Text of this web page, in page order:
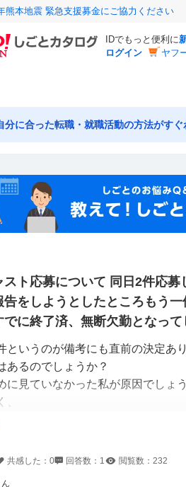
熊本地震 緊急支援募金にご協力ください
IDでもっと便利に
ログイン
ヤフ
分に合った転職・就職活動の方法がす
スト応募について 同日2件応
告をしようとしたところもう
に終了済、無断欠勤となって
というのが備考にも直前の決定あ
あるのでしょうか？
に見ていなかった私が原因でしょ
、
ところ現状確認とのこと
事はある予定ですが行けるのかも
経験された方いたら、、と思いご
共感した： 0 回答数： 1 閲覧数： 232